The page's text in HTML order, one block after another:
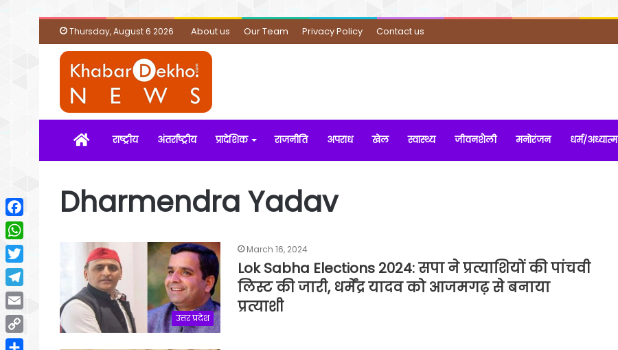
Thursday, August 6 2026 About us Our Team Privacy Policy Contact us
Homeराष्ट्रीय अंतर्राष्ट्रीय प्रादेशिक राजनीति अपराध खेल स्वास्थ्य जीवनशैली मनोरंजन धर्म/अध्यात्म
Dharmendra Yadav
उत्तर प्रदेश
March 16, 2024
Lok Sabha Elections 2024: सपा ने प्रत्याशियों की पांचवी
लिस्ट ​की जारी, धर्मेंद्र यादव को आजमगढ़ से बनाया
प्रत्याशी
Facebook
WhatsApp
Twitter
Telegram
Email
Copy